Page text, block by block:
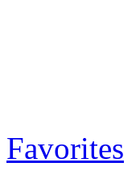
Favorites